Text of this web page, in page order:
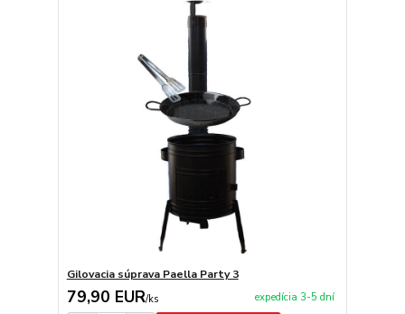
Gilovacia súprava Paella Party 3
79,90 EUR/ks expedícia 3-5 dní